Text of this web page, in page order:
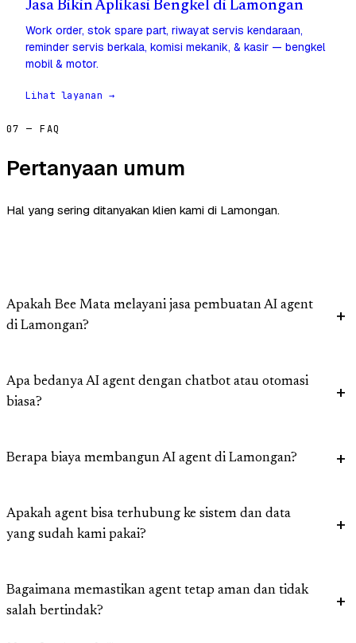
Jasa Bikin Aplikasi Bengkel di Lamongan
Work order, stok spare part, riwayat servis kendaraan,
reminder servis berkala, komisi mekanik, & kasir — bengkel
mobil & motor.
Lihat layanan →
07 — FAQ
Pertanyaan umum
Hal yang sering ditanyakan klien kami di Lamongan.
Apakah Bee Mata melayani jasa pembuatan AI agent
di Lamongan?
Apa bedanya AI agent dengan chatbot atau otomasi
biasa?
Berapa biaya membangun AI agent di Lamongan?
Apakah agent bisa terhubung ke sistem dan data
yang sudah kami pakai?
Bagaimana memastikan agent tetap aman dan tidak
salah bertindak?